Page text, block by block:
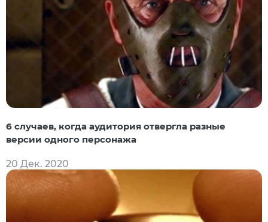
6 случаев, когда аудитория отвергла разные
версии одного персонажа
20 Дек. 2020